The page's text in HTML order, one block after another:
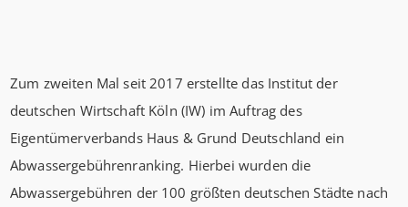
Zum zweiten Mal seit 2017 erstellte das Institut der
deutschen Wirtschaft Köln (IW) im Auftrag des
Eigentümerverbands Haus & Grund Deutschland ein
Abwassergebührenranking. Hierbei wurden die
Abwassergebühren der 100 größten deutschen Städte nach